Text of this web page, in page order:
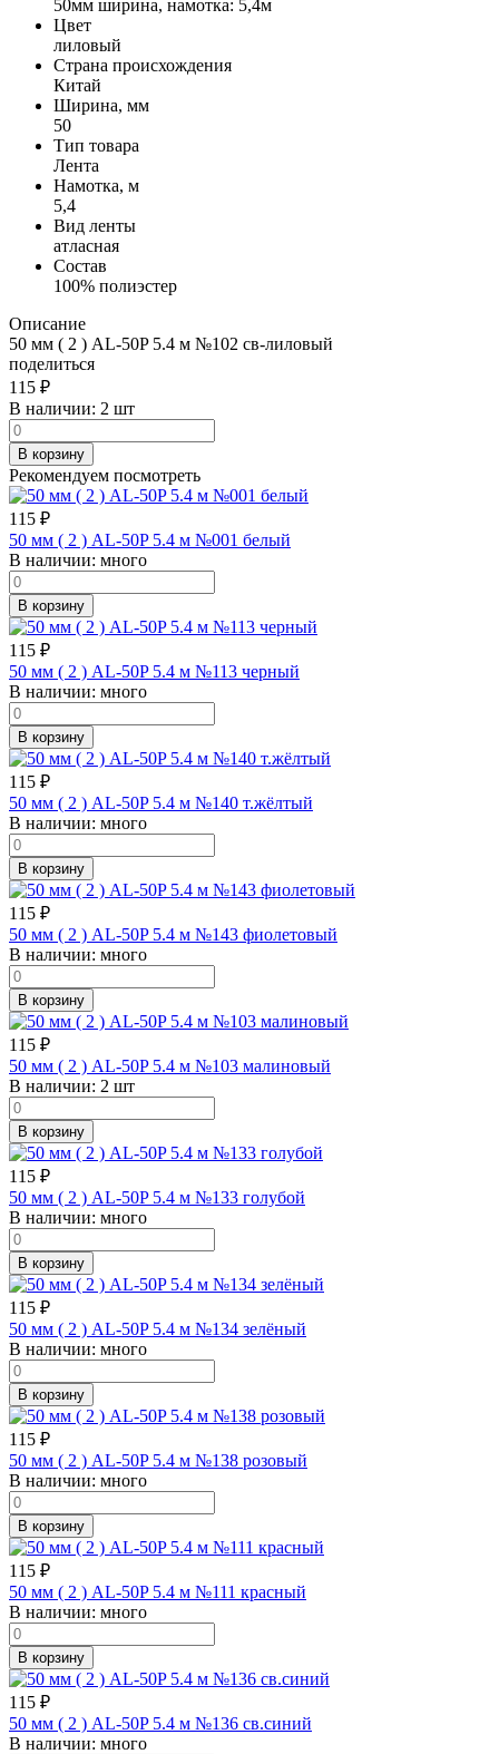
50мм ширина, намотка: 5,4м
Цвет
лиловый
Страна происхождения
Китай
Ширина, мм
50
Тип товара
Лента
Намотка, м
5,4
Вид ленты
атласная
Состав
100% полиэстер
Описание
50 мм ( 2 ) AL-50P 5.4 м №102 св-лиловый
поделиться
115 ₽
В наличии: 2 шт
В корзину
Рекомендуем посмотреть
115 ₽
50 мм ( 2 ) AL-50P 5.4 м №001 белый
В наличии: много
В корзину
115 ₽
50 мм ( 2 ) AL-50P 5.4 м №113 черный
В наличии: много
В корзину
115 ₽
50 мм ( 2 ) AL-50P 5.4 м №140 т.жёлтый
В наличии: много
В корзину
115 ₽
50 мм ( 2 ) AL-50P 5.4 м №143 фиолетовый
В наличии: много
В корзину
115 ₽
50 мм ( 2 ) AL-50P 5.4 м №103 малиновый
В наличии: 2 шт
В корзину
115 ₽
50 мм ( 2 ) AL-50P 5.4 м №133 голубой
В наличии: много
В корзину
115 ₽
50 мм ( 2 ) AL-50P 5.4 м №134 зелёный
В наличии: много
В корзину
115 ₽
50 мм ( 2 ) AL-50P 5.4 м №138 розовый
В наличии: много
В корзину
115 ₽
50 мм ( 2 ) AL-50P 5.4 м №111 красный
В наличии: много
В корзину
115 ₽
50 мм ( 2 ) AL-50P 5.4 м №136 св.синий
В наличии: много